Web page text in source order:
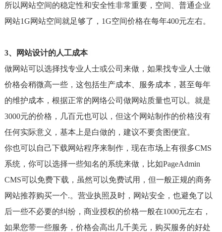
所以网站空间的稳定性和安全性非常重要，空间、普通企业
网站1G网站空间就足够了，1G空间价格在每年400元左右。
3、网站设计的人工成本
做网站可以选择找专业人士或公司来做，如果找专业人士做
价格会稍微高一些，这包括生产成本、服务成本，甚至每年
的维护成本，根据正常的网络公司做网站质量也可以。就是
3000元的价格，几百元也可以，但这个网站制作的价格没有
任何实际意义，基本上是白做的，建议不要贪图便宜。
你也可以自己下载网站程序来制作，现在市场上有很多CMS
系统，你可以选择一些知名的系统来做，比如PageAdmin
CMS可以免费下载，虽然可以免费试用，但一般正规的商务
网站推荐购买一个.。营业执照及时，网站安全，也避免了以
后一些不必要的纠纷，商业授权的价格一般在1000元左右，
如果您带一些服务，价格会高出几千美元，购买服务的好处